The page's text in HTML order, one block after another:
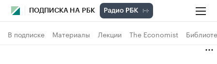
ПОДПИСКА НА РБК
В подписке Материалы Лекции The Economist